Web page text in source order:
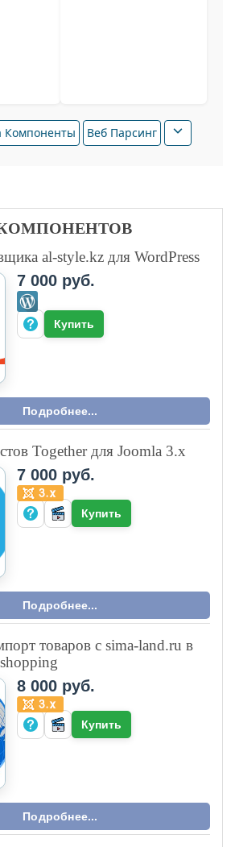
Компоненты Веб Парсинг
al-style.kz для WordPress
7 000 руб.
Купить
Подробнее...
Together для Joomla 3.x
7 000 руб.
Купить
Подробнее...
товаров с sima-land.ru в
8 000 руб.
Купить
Подробнее...